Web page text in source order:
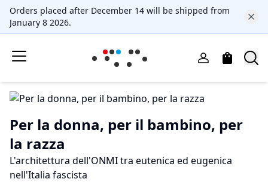
Orders placed after December 14 will be shipped from
January 8 2026.
Per la donna, per il bambino, per
la razza
L'architettura dell'ONMI tra eutenica ed eugenica
nell'Italia fascista